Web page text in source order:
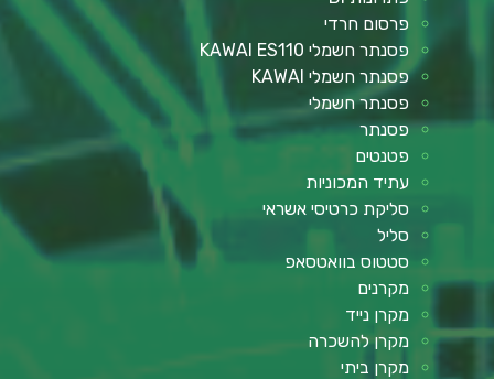
פרסום חרדי
פסנתר חשמלי KAWAI ES110
פסנתר חשמלי KAWAI
פסנתר חשמלי
פסנתר
פטנטים
עתיד המכוניות
סליקת כרטיסי אשראי
סליל
סטטוס בוואטסאפ
מקרנים
מקרן נייד
מקרן להשכרה
מקרן ביתי